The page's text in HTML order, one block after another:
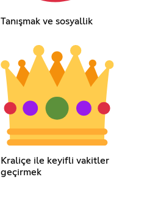
Tanışmak ve sosyallik
Kraliçe ile keyifli vakitler
geçirmek